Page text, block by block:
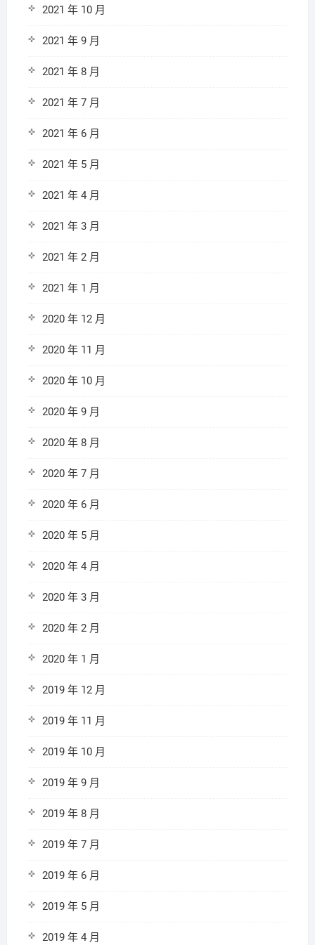
2021 年 10 月
2021 年 9 月
2021 年 8 月
2021 年 7 月
2021 年 6 月
2021 年 5 月
2021 年 4 月
2021 年 3 月
2021 年 2 月
2021 年 1 月
2020 年 12 月
2020 年 11 月
2020 年 10 月
2020 年 9 月
2020 年 8 月
2020 年 7 月
2020 年 6 月
2020 年 5 月
2020 年 4 月
2020 年 3 月
2020 年 2 月
2020 年 1 月
2019 年 12 月
2019 年 11 月
2019 年 10 月
2019 年 9 月
2019 年 8 月
2019 年 7 月
2019 年 6 月
2019 年 5 月
2019 年 4 月